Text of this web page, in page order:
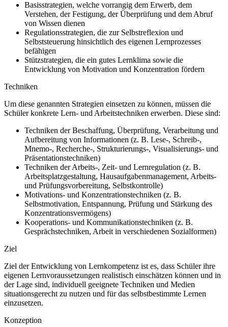
Basisstrategien, welche vorrangig dem Erwerb, dem
Verstehen, der Festigung, der Überprüfung und dem Abruf
von Wissen dienen
Regulationsstrategien, die zur Selbstreflexion und
Selbststeuerung hinsichtlich des eigenen Lernprozesses
befähigen
Stützstrategien, die ein gutes Lernklima sowie die
Entwicklung von Motivation und Konzentration fördern
Techniken
Um diese genannten Strategien einsetzen zu können, müssen die
Schüler konkrete Lern- und Arbeitstechniken erwerben. Diese sind:
Techniken der Beschaffung, Überprüfung, Verarbeitung und
Aufbereitung von Informationen (z. B. Lese-, Schreib-,
Mnemo-, Recherche-, Strukturierungs-, Visualisierungs- und
Präsentationstechniken)
Techniken der Arbeits-, Zeit- und Lernregulation (z. B.
Arbeitsplatzgestaltung, Hausaufgabenmanagement, Arbeits-
und Prüfungsvorbereitung, Selbstkontrolle)
Motivations- und Konzentrationstechniken (z. B.
Selbstmotivation, Entspannung, Prüfung und Stärkung des
Konzentrationsvermögens)
Kooperations- und Kommunikationstechniken (z. B.
Gesprächstechniken, Arbeit in verschiedenen Sozialformen)
Ziel
Ziel der Entwicklung von Lernkompetenz ist es, dass Schüler ihre
eigenen Lernvoraussetzungen realistisch einschätzen können und in
der Lage sind, individuell geeignete Techniken und Medien
situationsgerecht zu nutzen und für das selbstbestimmte Lernen
einzusetzen.
Konzeption